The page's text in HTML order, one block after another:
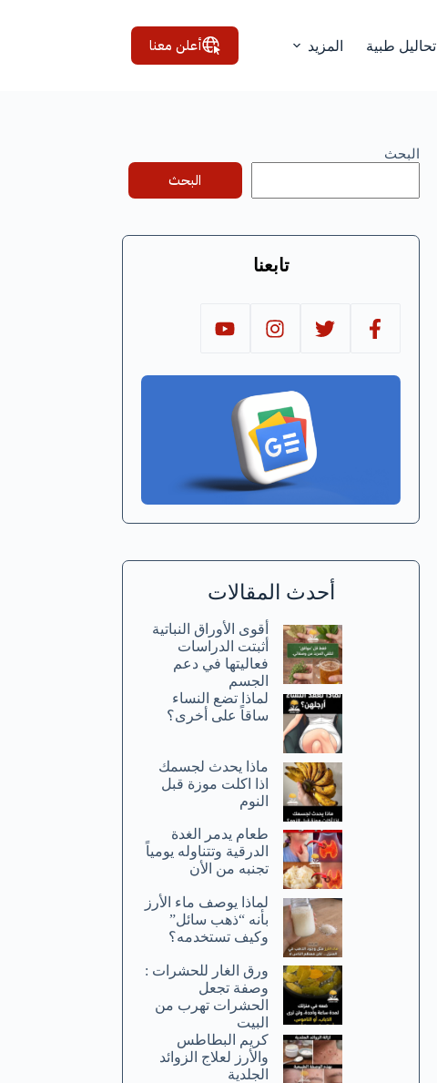
تحاليل طبية المزيد أعلن معنا
البحث
البحث
تابعنا
أحدث المقالات
أقوى الأوراق النباتية
أثبتت الدراسات
فعاليتها في دعم
الجسم
لماذا تضع النساء
ساقاً على أخرى؟
ماذا يحدث لجسمك
اذا اكلت موزة قبل
النوم
طعام يدمر الغدة
الدرقية وتتناوله يومياً
تجنبه من الأن
لماذا يوصف ماء الأرز
بأنه “ذهب سائل”
وكيف تستخدمه؟
ورق الغار للحشرات :
وصفة تجعل
الحشرات تهرب من
البيت
كريم البطاطس
والأرز لعلاج الزوائد
الجلدية